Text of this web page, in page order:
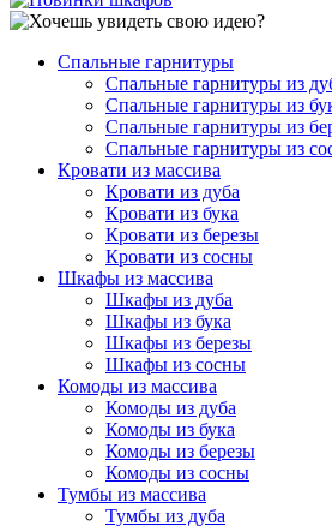
Спальные гарнитуры
Спальные гарнитуры из
Спальные гарнитуры из
Спальные гарнитуры из
Спальные гарнитуры из
Кровати из массива
Кровати из дуба
Кровати из бука
Кровати из березы
Кровати из сосны
Шкафы из массива
Шкафы из дуба
Шкафы из бука
Шкафы из березы
Шкафы из сосны
Комоды из массива
Комоды из дуба
Комоды из бука
Комоды из березы
Комоды из сосны
Тумбы из массива
Тумбы из дуба